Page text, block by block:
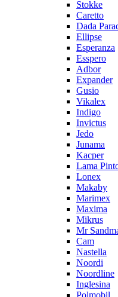
Stokke
Caretto
Dada
Ellipse
Esperanza
Esspero
Adbor
Expander
Gusio
Vikalex
Indigo
Invictus
Jedo
Junama
Kacper
Lama
Lonex
Makaby
Marimex
Maxima
Mikrus
Mr
Cam
Nastella
Noordi
Noordline
Inglesina
Polmobil